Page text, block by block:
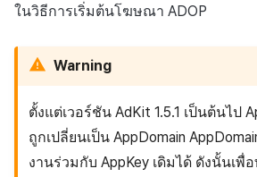
ในวิธีการเริ่มต้นโฆษณา ADOP
Warning
ตั้งแต่เวอร์ชัน AdKit 1.5.1 เป็นต้นไป
ถูกเปลี่ยนเป็น AppDomain
งานร่วมกับ AppKey เดิมได้ ดังนั้นเพื่